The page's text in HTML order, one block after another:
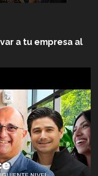
a tu empresa al